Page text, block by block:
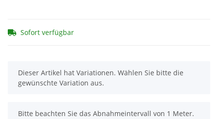
Sofort verfügbar
x
Dieser Artikel hat Variationen. Wählen Sie bitte die
gewünschte Variation aus.
x
Bitte beachten Sie das Abnahmeintervall von 1 Meter.